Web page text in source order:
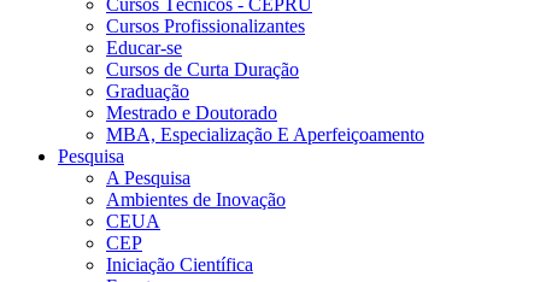
Cursos Profissionalizantes
Educar-se
Cursos de Curta Duração
Graduação
Mestrado e Doutorado
MBA, Especialização E Aperfeiçoamento
Pesquisa
A Pesquisa
Ambientes de Inovação
CEUA
CEP
Iniciação Científica